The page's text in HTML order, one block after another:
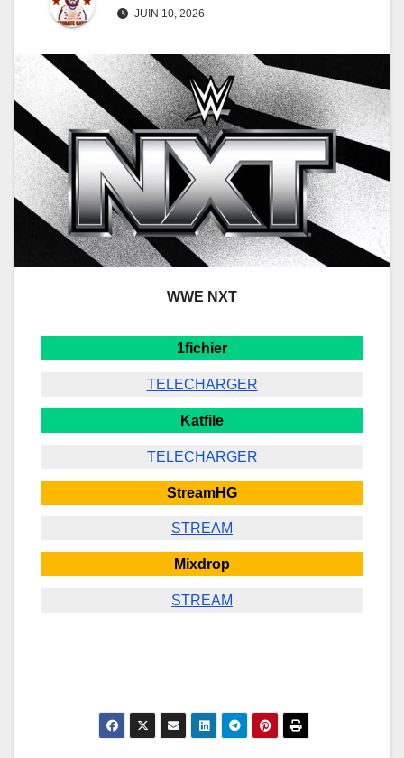
JUIN 10, 2026
WWE NXT
1fichier
TELECHARGER
Katfile
TELECHARGER
StreamHG
STREAM
Mixdrop
STREAM